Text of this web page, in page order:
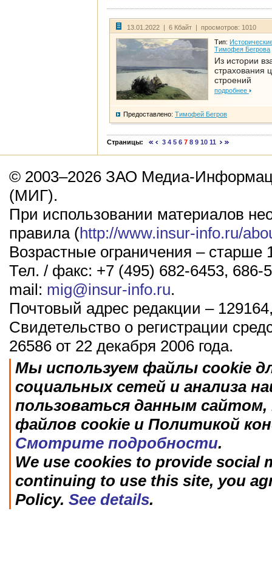
13.01.2022 | 6 Кбайт | просмотров: 1010
Тип:
Тимофея Бегрова
Из истории
страхования
строений
подробнее
Предоставлено: Тимофей Бегров
Страницы: 3 4 5 6 7 8 9 10 11
© 2003–2026 ЗАО Медиа-
(МИГ).
При использовании материалов
правила (http://www.insur-info.ru/
Возрастные ограничения – старше
Тел. / факс: +7 (495) 682-6453, 686-
mail: mig@insur-info.ru.
Почтовый адрес редакции –
Свидетельство о регистрации
26586 от 22 декабря 2006 года.
Мы используем файлы cookie
социальных сетей и анализа
пользоваться данным
файлов cookie и Политикой
Смотрите подробности.
We use cookies to provide social
continuing to use this site, you
Policy. See details.